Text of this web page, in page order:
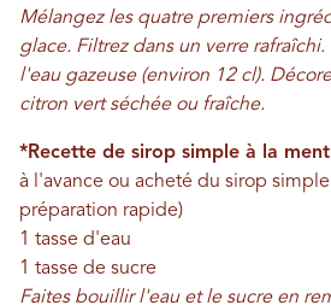
Mélangez les quatre premiers
glace. Filtrez dans un verre
l'eau gazeuse (environ 12 cl).
citron vert séchée ou fraîche.
*Recette de sirop simple à la
à l'avance ou acheté du sirop
préparation rapide)
1 tasse d'eau
1 tasse de sucre
Faites bouillir l'eau et le sucre en